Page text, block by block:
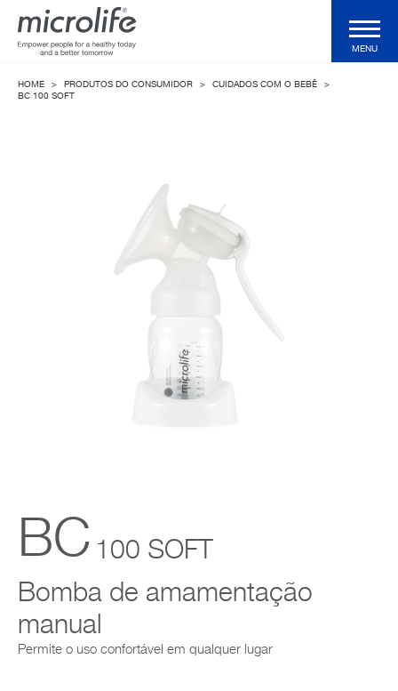
Produtos do Consumidor
MENU
HOME > PRODUTOS DO CONSUMIDOR > CUIDADOS COM O BEBÊ
>
BC 100 SOFT
BC 100 SOFT
Bomba de amamentação
manual
Permite o uso confortável em qualquer lugar